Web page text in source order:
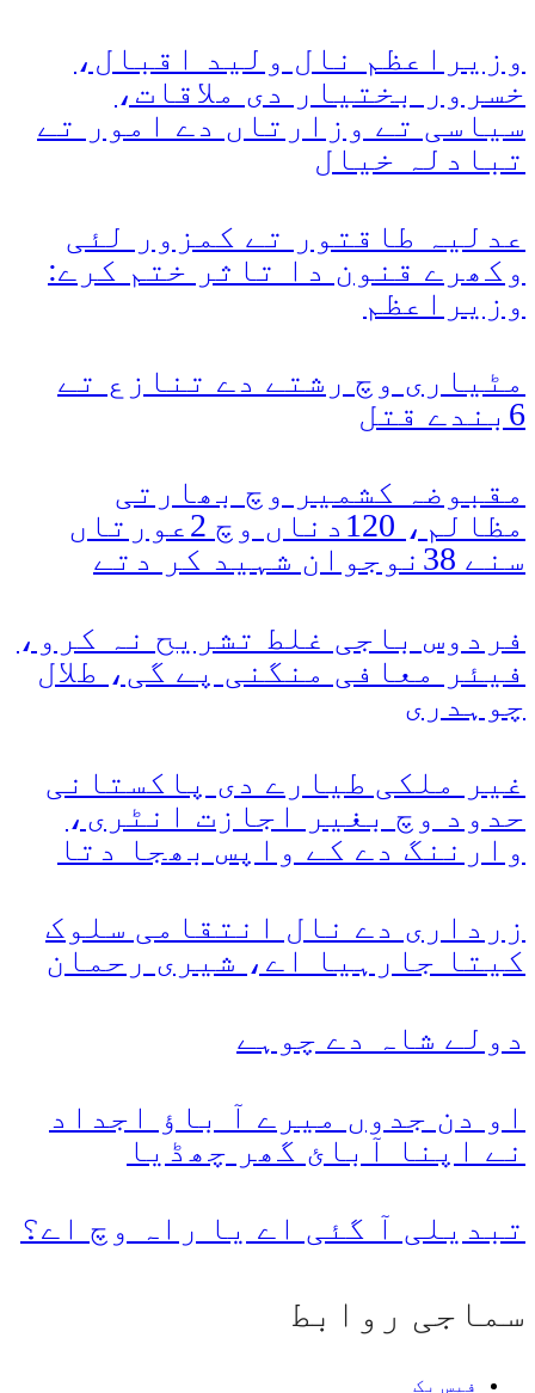
وزیراعظم نال ولید اقبال،
خسرور بختیار دی ملاقات،
سیاسی تے وزارتاں دے امور تے
تبادلہ خیال
عدلیہ طاقتور تے کمزور لئی
وکھرے قنون دا تاثر ختم کرے:
وزیراعظم
مٹیاری وچ رشتے دے تنازع تے
6بندے قتل
مقبوضہ کشمیر وچ بھارتی
مظالم، 120دناں وچ 2عورتاں
سنے 38نوجوان شہید کر دتے
فردوس باجی غلط تشریح نہ کرو،
فیئر معافی منگنی پے گی، طلال
چوہدری
غیر ملکی طیارے دی پاکستانی
حدود وچ بغیر اجازت انٹری،
وارننگ دے کے واپس بھجا دتا
زرداری دے نال انتقامی سلوک
کیتا جارہیا اے، شیری رحمان
دولے شاہ دے چوہے
او دن جدوں میرے آ باؤ اجداد
نے اپنا آبائ گھر چھڈیا
تبدیلی آ گئی اے یا راہ وچ اے؟
سماجی روابط
فیس بک